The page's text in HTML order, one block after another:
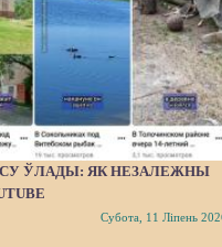
ЎЛАДЫ: ЯК НЕЗАЛЕЖНЫ
Субота, 11 Ліпень